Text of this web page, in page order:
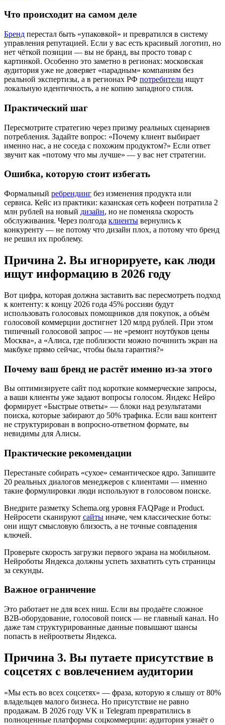
Что происходит на самом деле
Бренд перестал быть «упаковкой» и превратился в систему
управления репутацией. Если у вас есть красивый логотип, но
нет чёткой позиции — вы не бранд, вы просто товар с
картинкой. Особенно это заметно в регионах: московская
аудитория уже не доверяет «парадным» компаниям без
реальной экспертизы, а в регионах РФ потребители ищут
локальную идентичность, а не копию западного стиля.
Практический шаг
Пересмотрите стратегию через призму реальных сценариев
потребления. Задайте вопрос: «Почему клиент выбирает
именно нас, а не соседа с похожим продуктом?» Если ответ
звучит как «потому что мы лучше» — у вас нет стратегии.
Ошибка, которую стоит избегать
Формальный ребрендинг без изменения продукта или
сервиса. Кейс из практики: казанская сеть кофеен потратила 2
млн рублей на новый дизайн, но не поменяла скорость
обслуживания. Через полгода клиенты вернулись к
конкуренту — не потому что дизайн плох, а потому что бренд
не решил их проблему.
Причина 2. Вы игнорируете, как люди
ищут информацию в 2026 году
Вот цифра, которая должна заставить вас пересмотреть подход
к контенту: к концу 2026 года 45% россиян будут
использовать голосовых помощников для покупок, а объём
голосовой коммерции достигнет 120 млрд рублей. При этом
типичный голосовой запрос — не «ремонт ноутбуков цены
Москва», а «Алиса, где поблизости можно починить экран на
макбуке прямо сейчас, чтобы была гарантия?»
Почему ваш бренд не растёт именно из-за этого
Вы оптимизируете сайт под короткие коммерческие запросы,
а ваши клиенты уже задают вопросы голосом. Яндекс Нейро
формирует «Быстрые ответы» — блоки над результатами
поиска, которые забирают до 50% трафика. Если ваш контент
не структурирован в вопросно-ответном формате, вы
невидимы для Алисы.
Практические рекомендации
Перестаньте собирать «сухое» семантическое ядро. Запишите
20 реальных диалогов менеджеров с клиентами — именно
такие формулировки люди используют в голосовом поиске.
Внедрите разметку Schema.org уровня FAQPage и Product.
Нейросети сканируют сайты иначе, чем классические боты:
они ищут смысловую близость, а не точные совпадения
ключей.
Проверьте скорость загрузки первого экрана на мобильном.
Нейроботы Яндекса должны успеть захватить суть страницы
за секунды.
Важное ограничение
Это работает не для всех ниш. Если вы продаёте сложное
B2B-оборудование, голосовой поиск — не главный канал. Но
даже там структурированные данные повышают шансы
попасть в нейроответы Яндекса.
Причина 3. Вы путаете присутствие в
соцсетях с вовлечением аудитории
«Мы есть во всех соцсетях» — фраза, которую я слышу от 80%
владельцев малого бизнеса. Но присутствие не равно
продажам. В 2026 году VK и Telegram превратились в
полноценные платформы соцкоммерции: аудитория узнаёт о